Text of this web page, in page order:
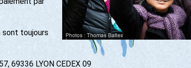
sont toujours
69336 LYON CEDEX 09